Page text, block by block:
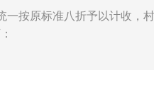
按原标准八折予以计收，